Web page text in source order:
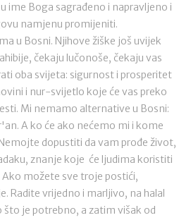
ime Boga sagrađeno i napravljeno i
namjenu promijeniti.
u Bosni. Njihove žiške još uvijek
čekaju lučonoše, čekaju vas
oba svijeta: sigurnost i prosperitet
i nur-svijetlo koje će vas preko
Mi nemamo alternative u Bosni:
A ko će ako nećemo mi i kome
dopustiti da vam prođe život,
znanje koje će ljudima koristiti
možete sve troje postići,
Radite vrijedno i marljivo, na halal
što je potrebno, a zatim višak od